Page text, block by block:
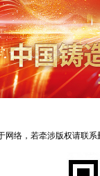
络，若牵涉版权请联系